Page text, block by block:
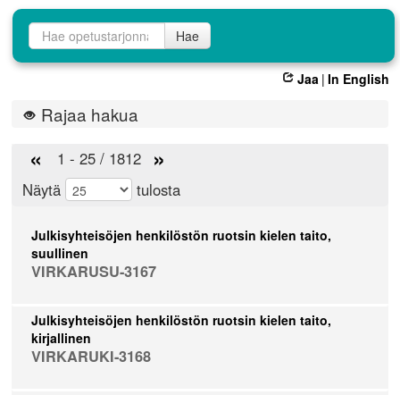
Opetustarjontahaku
Hae
Jaa | In English
Rajaa hakua
« 1 - 25 / 1812 »
Näytä tulosta
Julkisyhteisöjen henkilöstön ruotsin kielen taito,
suullinen
VIRKARUSU-3167
Julkisyhteisöjen henkilöstön ruotsin kielen taito,
kirjallinen
VIRKARUKI-3168